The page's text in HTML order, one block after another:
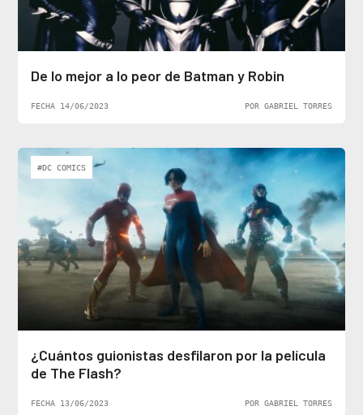
De lo mejor a lo peor de Batman y Robin
FECHA 14/06/2023 POR GABRIEL TORRES
#DC COMICS
¿Cuántos guionistas desfilaron por la película
de The Flash?
FECHA 13/06/2023 POR GABRIEL TORRES